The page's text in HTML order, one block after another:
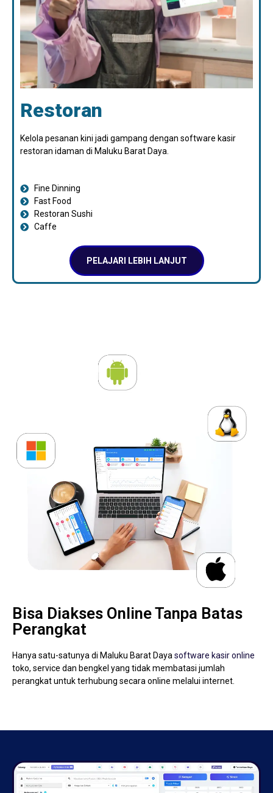
Restoran
Kelola pesanan kini jadi gampang dengan software kasir
restoran idaman di Maluku Barat Daya.
Fine Dinning
Fast Food
Restoran Sushi
Caffe
PELAJARI LEBIH LANJUT
Bisa Diakses Online Tanpa Batas
Perangkat
Hanya satu-satunya di Maluku Barat Dayasoftware kasir online
toko, service dan bengkel yang tidak membatasi jumlah
perangkat untuk terhubung secara online melalui internet.